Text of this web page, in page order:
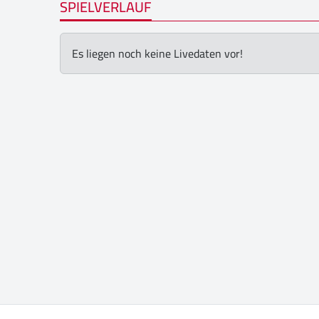
SPIELVERLAUF
Es liegen noch keine Livedaten vor!